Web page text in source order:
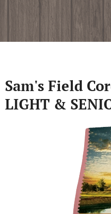
Sam's Field
LIGHT &